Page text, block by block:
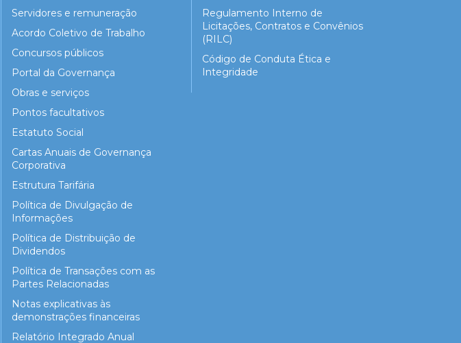
Servidores e remuneração
Acordo Coletivo de Trabalho
Concursos públicos
Portal da Governança
Obras e serviços
Pontos facultativos
Estatuto Social
Cartas Anuais de Governança
Corporativa
Estrutura Tarifária
Política de Divulgação de
Informações
Política de Distribuição de
Dividendos
Política de Transações com as
Partes Relacionadas
Notas explicativas às
demonstrações financeiras
Relatório Integrado Anual
Regulamento Interno de
Licitações, Contratos e Convênios
(RILC)
Código de Conduta Ética e
Integridade